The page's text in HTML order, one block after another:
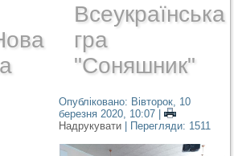
Всеукраїнська
гра
"Соняшник"
Опубліковано: Вівторок, 10
березня 2020, 10:07|
Надрукувати
| Перегляди: 1511